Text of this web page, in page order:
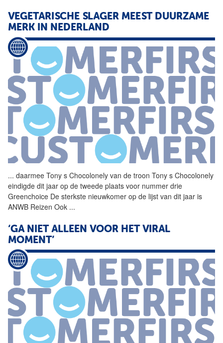
VEGETARISCHE SLAGER MEEST DUURZAME
MERK IN NEDERLAND
... daarmee Tony s Chocolonely van de troon Tony s Chocolonely
eindigde dit jaar op de tweede plaats voor nummer drie
Greenchoice De sterkste nieuwkomer op de lijst van dit jaar is
ANWB Reizen Ook ...
‘GA NIET ALLEEN VOOR HET VIRAL
MOMENT’